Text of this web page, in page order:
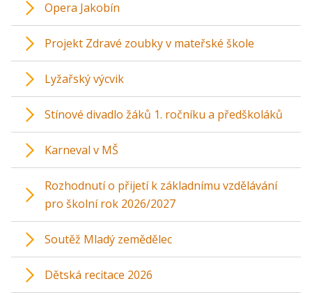
Opera Jakobín
Projekt Zdravé zoubky v mateřské škole
Lyžařský výcvik
Stínové divadlo žáků 1. ročníku a předškoláků
Karneval v MŠ
Rozhodnutí o přijetí k základnímu vzdělávání
pro školní rok 2026/2027
Soutěž Mladý zemědělec
Dětská recitace 2026